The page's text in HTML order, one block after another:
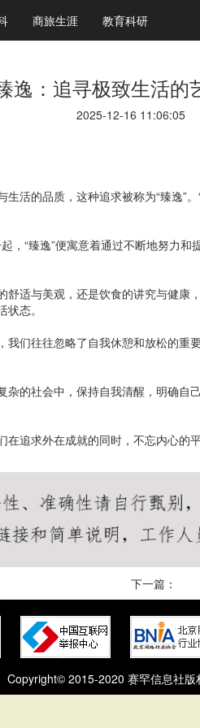
商旅生涯 教育科研
逸：追寻极致生活的
2025-12-16 11:06:05
活的品质，这种追求被称为“臻逸”
，“臻逸”便寓意着通过不断地努力
适与美观，还是饮食的讲究与健
态。
们往往忽略了自我休憩和放松的重
的社会中，保持自我清醒，明确
追求外在成就的同时，不忘内心
下一篇：
Copyright© 2015-2020 赛罕信息社版